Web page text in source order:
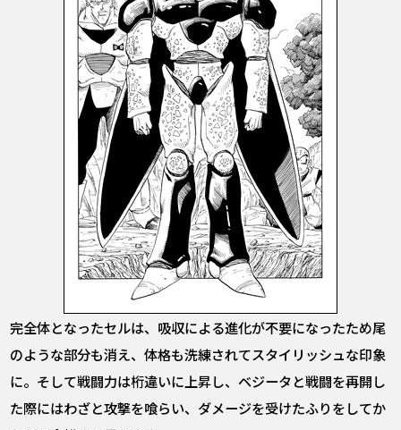
完全体となったセルは、吸収による進化が不要になったため尾
のような部分も消え、体格も洗練されてスタイリッシュな印象
に。そして戦闘力は桁違いに上昇し、ベジータと戦闘を再開し
た際にはわざと攻撃を喰らい、ダメージを受けたふりをしてか